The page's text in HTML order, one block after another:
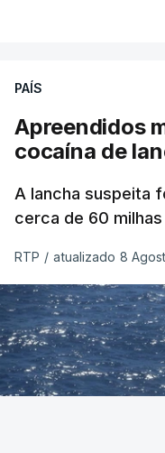
PAÍS
Apreendidos
cocaína de
A lancha suspeita
cerca de 60
RTP / atualizado 8